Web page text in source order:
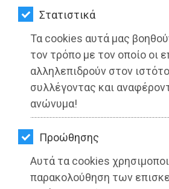
Στατιστικά
Τα cookies αυτά μας
τον τρόπο με τον οποίο οι
αλληλεπιδρούν στον
συλλέγοντας και
ανώνυμα!
Προώθησης
Αυτά τα cookies
παρακολούθηση των
LIFESTYLE
ΤΑΞΙΔΙΑ
ΕΞΟΔΟΣ
ΠΕΡΙΒΑΛΛΟΝ
ΚΑΤΟΙΚΙΔΙΟ
ΑΓΓΕΛΙΕΣ
ΕΦΗΜΕΡΙΔΕΣ
Το βυζαντινό ξωκλήσι
στον Βαρνάβα
Διαβάστηκε 4178 φορές